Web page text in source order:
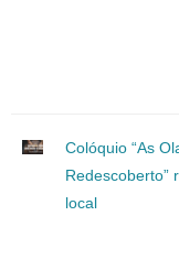
Colóquio “As
Redescoberto”
local